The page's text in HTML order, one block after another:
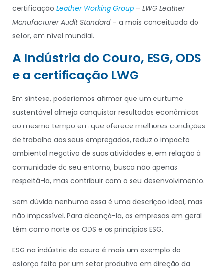
certificação Leather Working Group – LWG Leather
Manufacturer Audit Standard– a mais conceituada do
setor, em nível mundial.
A Indústria do Couro, ESG, ODS
e a certificação LWG
Em síntese, poderíamos afirmar que um curtume
sustentável almeja conquistar resultados econômicos
ao mesmo tempo em que oferece melhores condições
de trabalho aos seus empregados, reduz o impacto
ambiental negativo de suas atividades e, em relação à
comunidade do seu entorno, busca não apenas
respeitá-la, mas contribuir com o seu desenvolvimento.
Sem dúvida nenhuma essa é uma descrição ideal, mas
não impossível. Para alcançá-la, as empresas em geral
têm como norte os ODS e os princípios ESG.
ESG na indústria do couro é mais um exemplo do
esforço feito por um setor produtivo em direção da